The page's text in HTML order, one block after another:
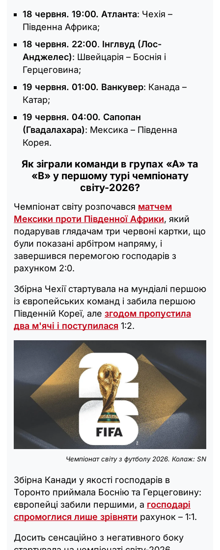
18 червня. 19:00. Атланта: Чехія –
Південна Африка;
18 червня. 22:00. Інглвуд (Лос-
Анджелес): Швейцарія – Боснія і
Герцеговина;
19 червня. 01:00. Ванкувер: Канада –
Катар;
19 червня. 04:00. Сапопан
(Гвадалахара): Мексика – Південна
Корея.
Як зіграли команди в групах «А» та
«B» у першому турі чемпіонату
світу-2026?
Чемпіонат світу розпочався матчем
Мексики проти Південної Африки, який
подарував глядачам три червоні картки, що
були показані арбітром напряму, і
завершився перемогою господарів з
рахунком 2:0.
Збірна Чехії стартувала на мундіалі першою
із європейських команд і забила першою
Південній Кореї, але згодом пропустила
два м'ячі і поступилася 1:2.
Чемпіонат світу з футболу 2026. Колаж: SN
Збірна Канади у якості господарів в
Торонто приймала Боснію та Герцеговину:
європейці забили першими, а господарі
спромоглися лише зрівняти рахунок – 1:1.
Досить сенсаційно з негативного боку